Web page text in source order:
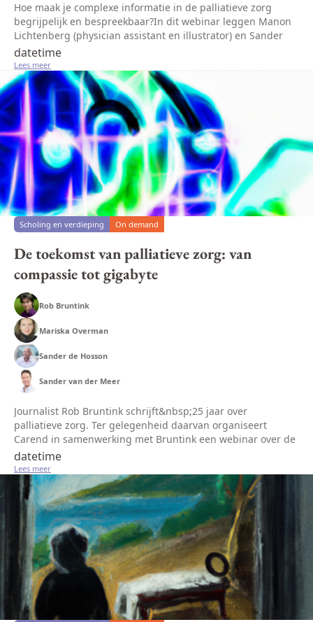
Hoe maak je complexe informatie in de palliatieve zorg
begrijpelijk en bespreekbaar?In dit webinar leggen Manon
Lichtenberg (physician assistant en illustrator) en Sander
de Hosson meer uit over het belang van tekenen om te
zorgen dat de bo...
datetime
Lees meer
Scholing en verdieping On demand
De toekomst van palliatieve zorg: van
compassie tot gigabyte
Rob Bruntink
Mariska Overman
Sander de Hosson
Sander van der Meer
Journalist Rob Bruntink schrijft&nbsp;25 jaar over
palliatieve zorg. Ter gelegenheid daarvan organiseert
Carend in samenwerking met Bruntink een webinar over de
toekomst van palliatieve zorg.&nbsp;Bruntink voert
gesprekken over die toekomst...
datetime
Lees meer